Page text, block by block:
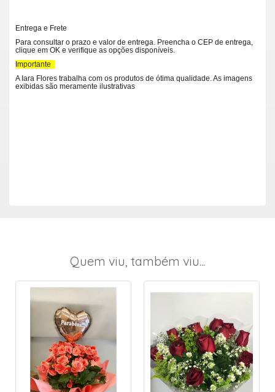
Entrega e Frete
Para consultar o prazo e valor de entrega. Preencha o CEP de entrega,
clique em OK e verifique as opções disponíveis.
Importante
A Iara Flores trabalha com os produtos de ótima qualidade. As imagens
exibidas são meramente ilustrativas
Quem viu, também viu...